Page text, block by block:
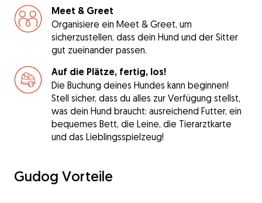
Meet & Greet
Organisiere ein Meet & Greet, um
sicherzustellen, dass dein Hund und der Sitter
gut zueinander passen.
Auf die Plätze, fertig, los!
Die Buchung deines Hundes kann beginnen!
Stell sicher, dass du alles zur Verfügung stellst,
was dein Hund braucht: ausreichend Futter, ein
bequemes Bett, die Leine, die Tierarztkarte
und das Lieblingsspielzeug!
Gudog Vorteile